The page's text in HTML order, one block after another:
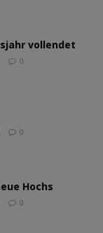
vollendet
0
0
Hochs
0